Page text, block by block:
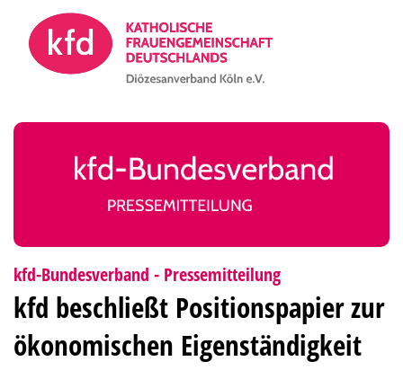
Zum Inhalt springen
kfd-Bundesverband - Pressemitteilung:
kfd beschließt Positionspapier zur
ökonomischen Eigenständigkeit